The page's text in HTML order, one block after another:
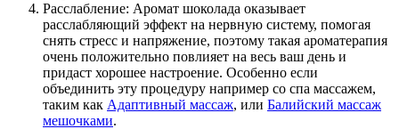
Расслабление: Аромат шоколада оказывает
расслабляющий эффект на нервную систему, помогая
снять стресс и напряжение, поэтому такая ароматерапия
очень положительно повлияет на весь ваш день и
придаст хорошее настроение. Особенно если
объединить эту процедуру например со спа массажем,
таким как Адаптивный массаж, или Балийский массаж
мешочками.